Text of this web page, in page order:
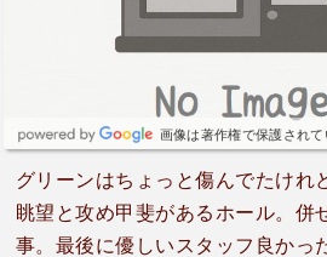
画像は著作権で保護されて
グリーンはちょっと傷んでたけれ
眺望と攻め甲斐があるホール。併
事。最後に優しいスタッフ良かっ